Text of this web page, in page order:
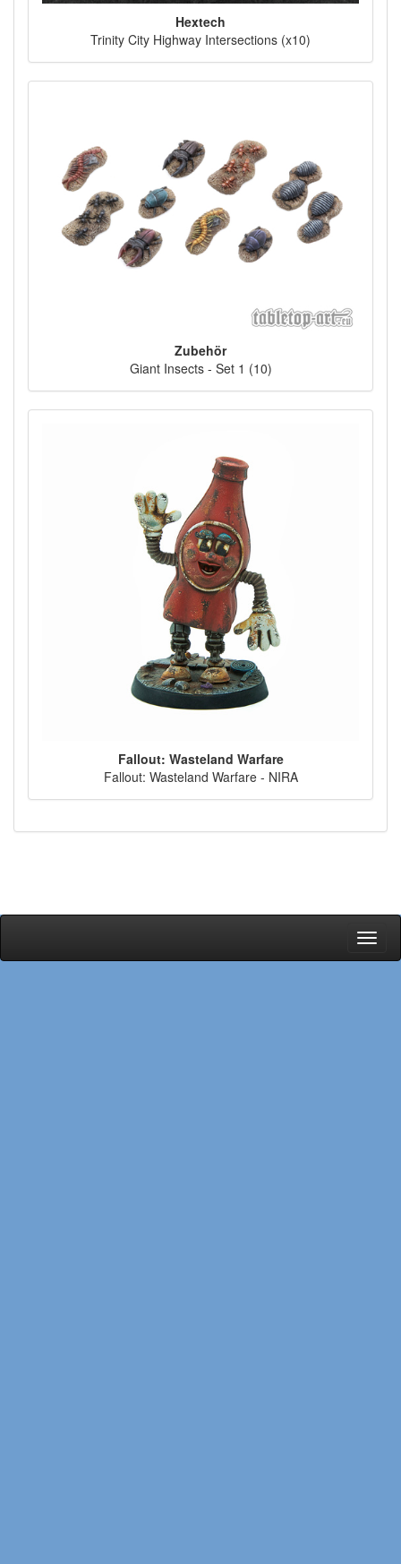
Hextech
Trinity City Highway Intersections (x10)
Zubehör
Giant Insects - Set 1 (10)
Fallout: Wasteland Warfare
Fallout: Wasteland Warfare - NIRA